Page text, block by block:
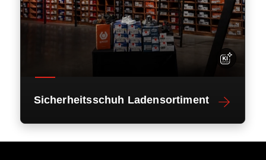
Sicherheitsschuh Ladensortiment